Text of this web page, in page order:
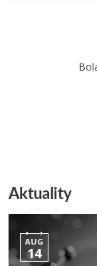
Aktuality
AUG
14